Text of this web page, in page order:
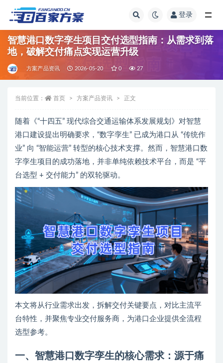
登录
智慧港口数字孪生项目交付选型指南：从需求到落
地，破解交付痛点实现运营升级
方案产品资讯 2026-05-20 0 27
当前位置： 首页 方案产品资讯 正文
随着《“十四五” 现代综合交通运输体系发展规划》对智慧
港口建设提出明确要求，“数字孪生” 已成为港口从 “传统作
业” 向 “智能运营” 转型的核心技术支撑。然而，智慧港口数
字孪生项目的成功落地，并非单纯依赖技术平台，而是 “平
台选型 + 交付能力” 的双轮驱动。
本文将从行业需求出发，拆解交付关键要点，对比主流平
台特性，并聚焦专业交付服务商，为港口企业提供全流程
选型参考。
一、智慧港口数字孪生的核心需求：源于痛